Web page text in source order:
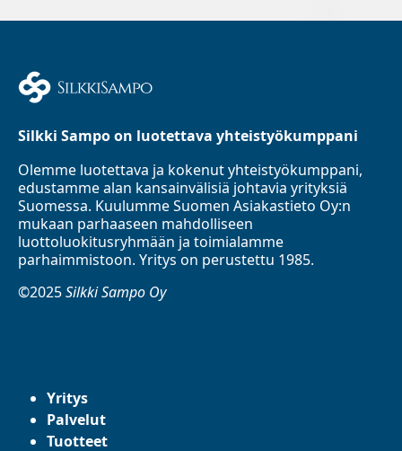
Silkki Sampo on luotettava yhteistyökumppani
Olemme luotettava ja kokenut yhteistyökumppani,
edustamme alan kansainvälisiä johtavia yrityksiä
Suomessa. Kuulumme Suomen Asiakastieto Oy:n
mukaan parhaaseen mahdolliseen
luottoluokitusryhmään ja toimialamme
parhaimmistoon. Yritys on perustettu 1985.
©2025Silkki Sampo Oy
Yritys
Palvelut
Tuotteet